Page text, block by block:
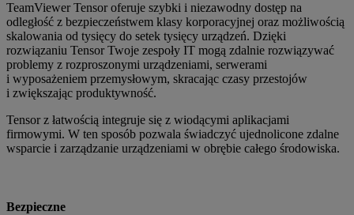
TeamViewer Tensor oferuje szybki i niezawodny dostęp na
odległość z bezpieczeństwem klasy korporacyjnej oraz możliwością
skalowania od tysięcy do setek tysięcy urządzeń. Dzięki
rozwiązaniu Tensor Twoje zespoły IT mogą zdalnie rozwiązywać
problemy z rozproszonymi urządzeniami, serwerami
i wyposażeniem przemysłowym, skracając czasy przestojów
i zwiększając produktywność.
Tensor z łatwością integruje się z wiodącymi aplikacjami
firmowymi. W ten sposób pozwala świadczyć ujednolicone zdalne
wsparcie i zarządzanie urządzeniami w obrębie całego środowiska.
Bezpieczne